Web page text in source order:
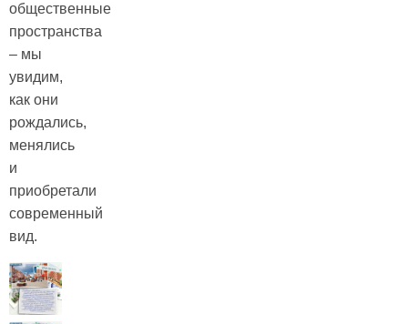
общественные
пространства
– мы
увидим,
как они
рождались,
менялись
и
приобретали
современный
вид.